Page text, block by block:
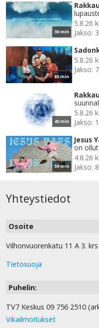
30 min
5.8.26
Jakso:
85 min
5.8.26
Jakso: 7
45 min
5.8.26
Jakso:
50 min
Jesus
on
4.8.26
Jakso: 8
Yhteystiedot
Osoite
Vilhonvuorenkatu 11 A 3.
Tietosuoja
Puhelin:
TV7 Keskus 09 756 2510
Vikailmoitukset